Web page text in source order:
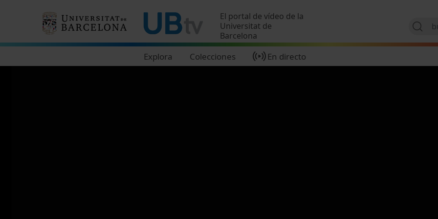
El portal de vídeo de la
Universitat de
Barcelona
Explora Colecciones En directo